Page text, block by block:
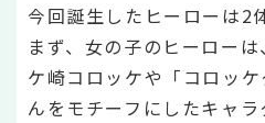
今回誕生したヒーローは2
まず、女の子のヒーロー
ケ崎コロッケや「コロッ
んをモチーフにしたキャ